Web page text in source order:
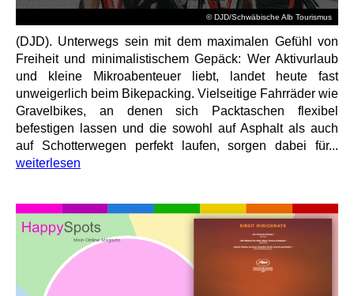
© DJD/Schwäbische Alb Tourismus
(DJD). Unterwegs sein mit dem maximalen Gefühl von
Freiheit und minimalistischem Gepäck: Wer Aktivurlaub
und kleine Mikroabenteuer liebt, landet heute fast
unweigerlich beim Bikepacking. Vielseitige Fahrräder wie
Gravelbikes, an denen sich Packtaschen flexibel
befestigen lassen und die sowohl auf Asphalt als auch
auf Schotterwegen perfekt laufen, sorgen dabei für...
weiterlesen